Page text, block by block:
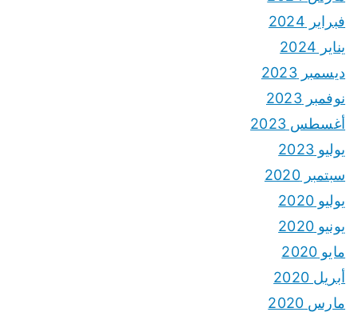
فبراير 2024
يناير 2024
ديسمبر 2023
نوفمبر 2023
أغسطس 2023
يوليو 2023
سبتمبر 2020
يوليو 2020
يونيو 2020
مايو 2020
أبريل 2020
مارس 2020